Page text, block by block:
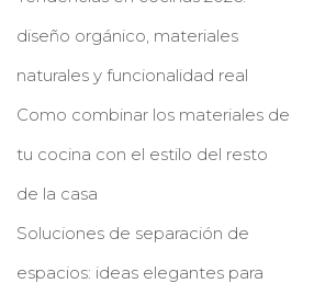
diseño orgánico, materiales
naturales y funcionalidad real
Como combinar los materiales de
tu cocina con el estilo del resto
de la casa
Soluciones de separación de
espacios: ideas elegantes para